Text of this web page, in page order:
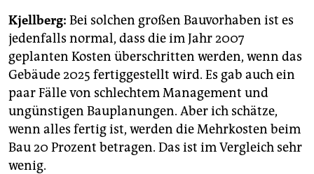
Kjellberg: Bei solchen großen Bauvorhaben ist es
jedenfalls normal, dass die im Jahr 2007
geplanten Kosten überschritten werden, wenn das
Gebäude 2025 fertiggestellt wird. Es gab auch ein
paar Fälle von schlechtem Management und
ungünstigen Bauplanungen. Aber ich schätze,
wenn alles fertig ist, werden die Mehrkosten beim
Bau 20 Prozent betragen. Das ist im Vergleich sehr
wenig.